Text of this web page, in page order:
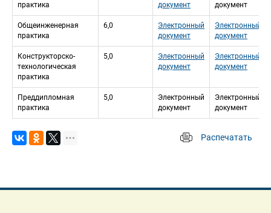
практика
документ
документ
Общеинженерная
практика
6,0
Электронный
документ
Электронный
документ
Конструкторско-
технологическая
практика
5,0
Электронный
документ
Электронный
документ
Преддипломная
практика
5,0
Электронный
документ
Электронный
документ
Распечатать